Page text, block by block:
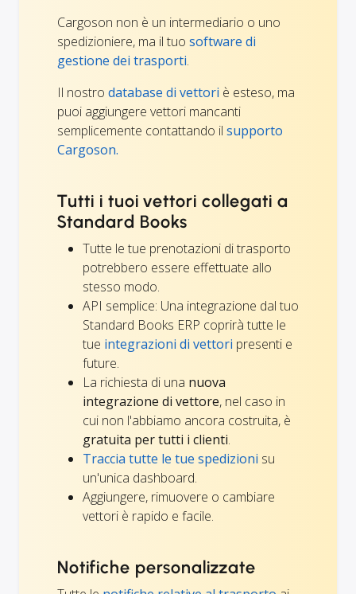
Cargoson non è un intermediario o uno
spedizioniere, ma il tuo software di
gestione dei trasporti.
Il nostro database di vettori è esteso, ma
puoi aggiungere vettori mancanti
semplicemente contattando il supporto
Cargoson.
Tutti i tuoi vettori collegati a
Standard Books
Tutte le tue prenotazioni di trasporto
potrebbero essere effettuate allo
stesso modo.
API semplice: Una integrazione dal tuo
Standard Books ERP coprirà tutte le
tue integrazioni di vettori presenti e
future.
La richiesta di una nuova
integrazione di vettore, nel caso in
cui non l'abbiamo ancora costruita, è
gratuita per tutti i clienti.
Traccia tutte le tue spedizioni su
un'unica dashboard.
Aggiungere, rimuovere o cambiare
vettori è rapido e facile.
Notifiche personalizzate